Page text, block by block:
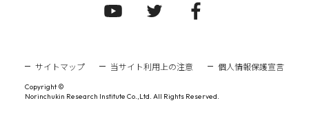
サイトマップ 当サイト利用上の注意 個人情報保護宣言
Copyright ©
Norinchukin Research Institute Co.,Ltd. All Rights Reserved.